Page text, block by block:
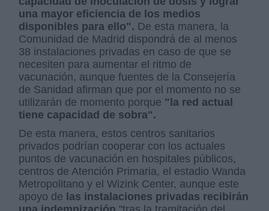
una mayor eficiencia de los medios
disponibles para ello". De esta manera, la
Comunidad de Madrid dispondrá de al menos
38 instalaciones privadas en caso de que se
necesiten para aumentar el ritmo de
vacunación, aunque fuentes de la Consejería
de Sanidad afirman que por el momento no se
utilizarán de momento porque "la red actual
tiene capacidad de sobra".
De esta manera, estos centros sanitarios
privados podrían cooperar con los actuales
puntos de vacunación en hospitales públicos,
centros de Atención Primaria, el estadio Wanda
Metropolitano y el Wizink Center, aunque este
apoyo de las instalaciones privadas recibirán